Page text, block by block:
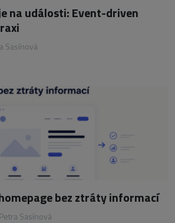
na události: Event-driven
Sasínová
bez ztráty informací
Petra Sasínová